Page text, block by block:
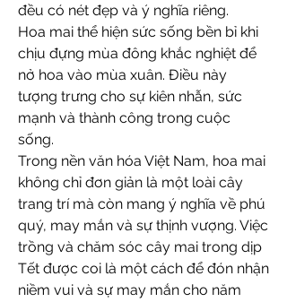
đều có nét đẹp và ý nghĩa riêng.
Hoa mai thể hiện sức sống bền bỉ khi
chịu đựng mùa đông khắc nghiệt để
nở hoa vào mùa xuân. Điều này
tượng trưng cho sự kiên nhẫn, sức
mạnh và thành công trong cuộc
sống.
Trong nền văn hóa Việt Nam, hoa mai
không chỉ đơn giản là một loài cây
trang trí mà còn mang ý nghĩa về phú
quý, may mắn và sự thịnh vượng. Việc
trồng và chăm sóc cây mai trong dịp
Tết được coi là một cách để đón nhận
niềm vui và sự may mắn cho năm